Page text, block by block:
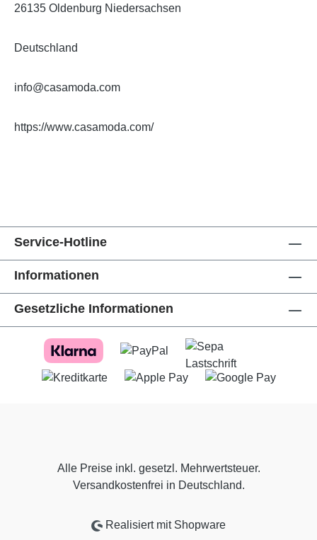
26135 Oldenburg Niedersachsen
Deutschland
info@casamoda.com
https://www.casamoda.com/
Service-Hotline
Informationen
Gesetzliche Informationen
Alle Preise inkl. gesetzl. Mehrwertsteuer.
Versandkostenfrei in Deutschland.
Realisiert mit Shopware